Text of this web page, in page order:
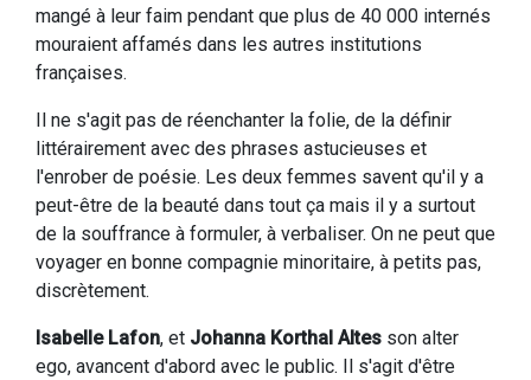
mangé à leur faim pendant que plus de 40 000 internés
mouraient affamés dans les autres institutions
françaises.
Il ne s'agit pas de réenchanter la folie, de la définir
littérairement avec des phrases astucieuses et
l'enrober de poésie. Les deux femmes savent qu'il y a
peut-être de la beauté dans tout ça mais il y a surtout
de la souffrance à formuler, à verbaliser. On ne peut que
voyager en bonne compagnie minoritaire, à petits pas,
discrètement.
Isabelle Lafon, et Johanna Korthal Altes son alter
ego, avancent d'abord avec le public. Il s'agit d'être